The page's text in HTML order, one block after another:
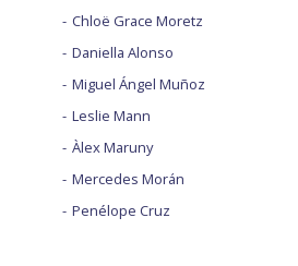
Chloë Grace Moretz
Daniella Alonso
Miguel Ángel Muñoz
Leslie Mann
Àlex Maruny
Mercedes Morán
Penélope Cruz